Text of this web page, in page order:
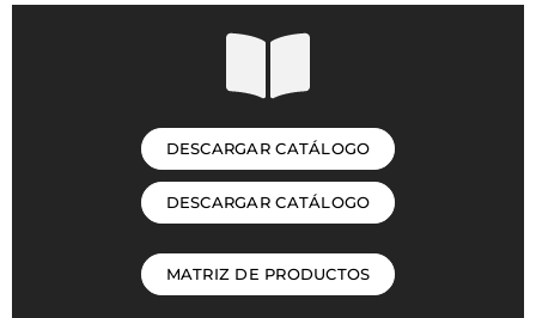
DESCARGAR CATÁLOGO
DESCARGAR CATÁLOGO
MATRIZ DE PRODUCTOS